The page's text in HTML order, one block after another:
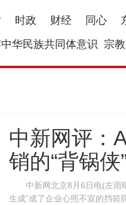
时政 财经 同心
华民族共同体意识 宗教
中新网评：
销的“背锅侠
中新网北京8月6日电(左雨晴
生成”成了企业心照不宣的挡